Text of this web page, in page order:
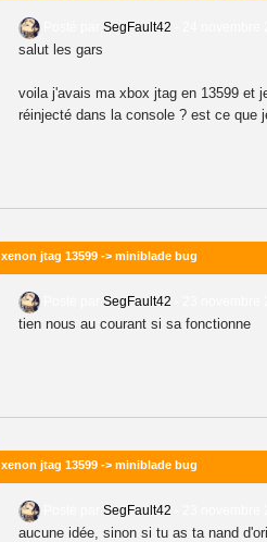
SegFault42
salut les gars
voila j'avais ma xbox jtag en 13599 et
réinjecté dans la console ? est ce que
xenon jtag 13599 -> miniblade bug
SegFault42
tien nous au courant si sa fonctionne
xenon jtag 13599 -> miniblade bug
SegFault42
aucune idée, sinon si tu as ta nand